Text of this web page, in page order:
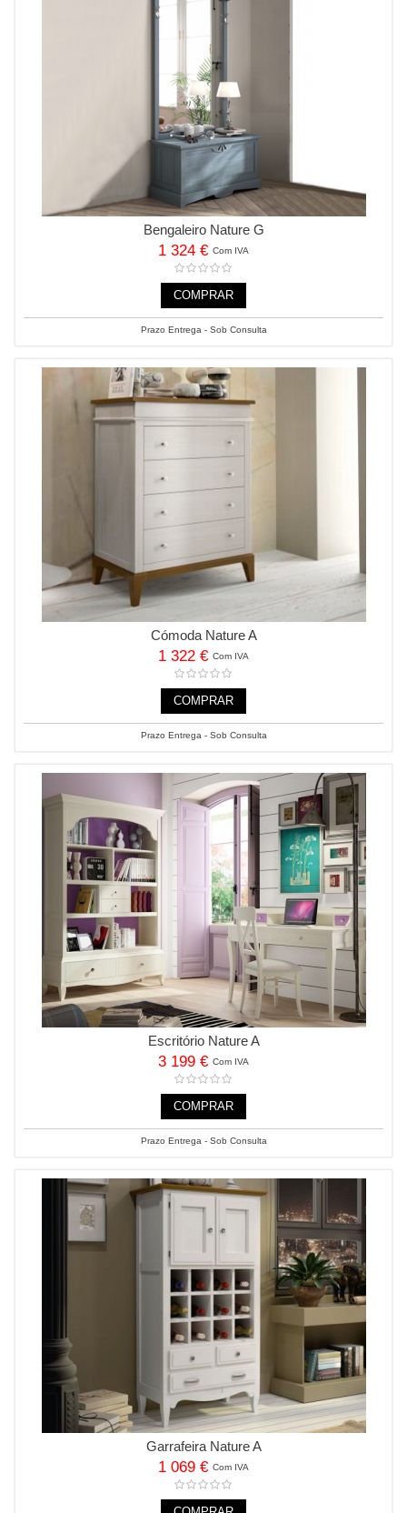
Bengaleiro Nature G
1 324 € Com IVA
COMPRAR
Prazo Entrega - Sob Consulta
Cómoda Nature A
1 322 € Com IVA
COMPRAR
Prazo Entrega - Sob Consulta
Escritório Nature A
3 199 € Com IVA
COMPRAR
Prazo Entrega - Sob Consulta
Garrafeira Nature A
1 069 € Com IVA